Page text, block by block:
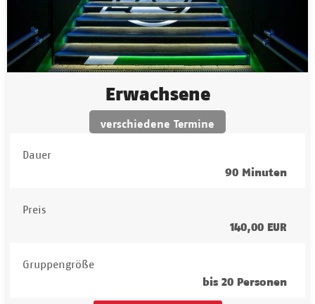
Erwachsene
verschiedene Termine
Dauer
90 Minuten
Preis
140,00 EUR
Gruppengröße
bis 20 Personen